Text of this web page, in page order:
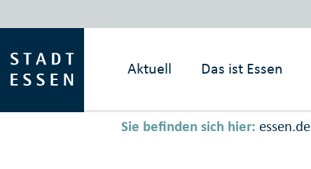
Aktuell Das ist Essen
Sie befinden sich hier: essen.de